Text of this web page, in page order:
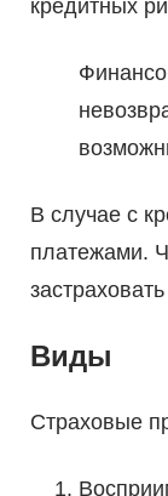
кредитных
В случае с
платежами.
Виды
Страховые